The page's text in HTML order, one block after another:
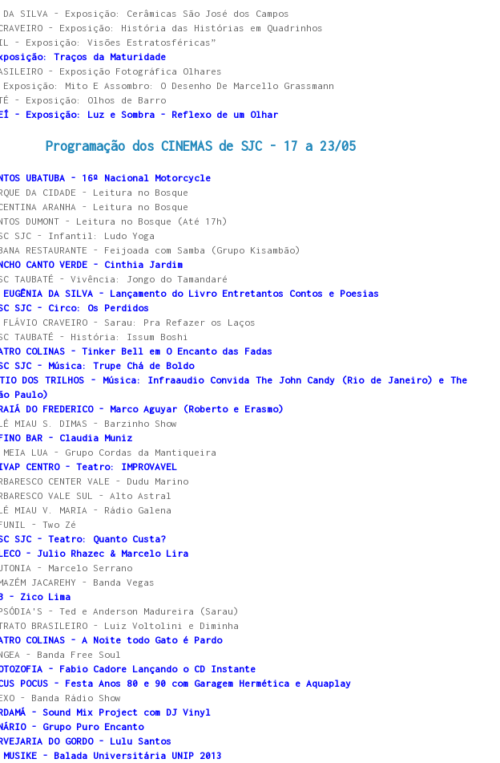
DA SILVA - Exposição: Cerâmicas São José dos Campos
CRAVEIRO - Exposição: História das Histórias em Quadrinhos
- Exposição: Visões Estratosféricas”
Traços da Maturidade
- Exposição Fotográfica Olhares
Exposição: Mito E Assombro: O Desenho De Marcello Grassmann
- Exposição: Olhos de Barro
- Exposição: Luz e Sombra - Reflexo de um Olhar
Programação dos CINEMAS de SJC - 17 a 23/05
UBATUBA - 16º Nacional Motorcycle
DA CIDADE - Leitura no Bosque
ARANHA - Leitura no Bosque
DUMONT - Leitura no Bosque (Até 17h)
SJC - Infantil: Ludo Yoga
RESTAURANTE - Feijoada com Samba (Grupo Kisambão)
CANTO VERDE - Cinthia Jardim
TAUBATÉ - Vivência: Jongo do Tamandaré
DA SILVA - Lançamento do Livro Entretantos Contos e Poesias
SJC - Circo: Os Perdidos
CRAVEIRO - Sarau: Pra Refazer os Laços
TAUBATÉ - História: Issum Boshi
COLINAS - Tinker Bell em O Encanto das Fadas
SJC - Música: Trupe Chá de Boldo
DOS TRILHOS - Música: Infraaudio Convida The John Candy (Rio de Janeiro) e The
Paulo)
DO FREDERICO - Marco Aguyar (Roberto e Erasmo)
MIAU S. DIMAS - Barzinho Show
BAR - Claudia Muniz
LUA - Grupo Cordas da Mantiqueira
CENTRO - Teatro: IMPROVAVEL
CENTER VALE - Dudu Marino
VALE SUL - Alto Astral
MIAU V. MARIA - Rádio Galena
- Two Zé
SJC - Teatro: Quanto Custa?
- Julio Rhazec & Marcelo Lira
- Marcelo Serrano
JACAREHY - Banda Vegas
- Zico Lima
- Ted e Anderson Madureira (Sarau)
BRASILEIRO - Luiz Voltolini e Diminha
COLINAS - A Noite todo Gato é Pardo
- Banda Free Soul
- Fabio Cadore Lançando o CD Instante
POCUS - Festa Anos 80 e 90 com Garagem Hermética e Aquaplay
- Banda Rádio Show
- Sound Mix Project com DJ Vinyl
- Grupo Puro Encanto
DO GORDO - Lulu Santos
- Balada Universitária UNIP 2013